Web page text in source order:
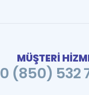
MÜŞTERİ
0 (850) 532